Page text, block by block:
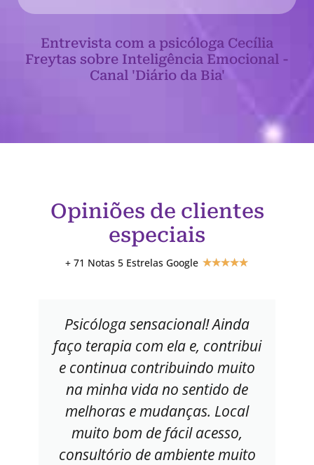
Entrevista com a psicóloga Cecília
Freytas sobre Inteligência Emocional -
Canal 'Diário da Bia'
Opiniões de clientes
especiais
+ 71 Notas 5 Estrelas Google ★★★★★
Psicóloga sensacional! Ainda
faço terapia com ela e, contribui
e continua contribuindo muito
na minha vida no sentido de
melhoras e mudanças. Local
muito bom de fácil acesso,
consultório de ambiente muito